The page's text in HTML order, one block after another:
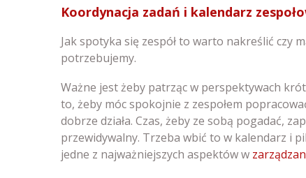
Koordynacja zadań i kalendarz
Jak spotyka się zespół to warto nakreślić czy
potrzebujemy.
Ważne jest żeby patrząc w perspektywach
to, żeby móc spokojnie z zespołem
dobrze działa. Czas, żeby ze sobą pogadać,
przewidywalny. Trzeba wbić to w kalendarz i
jedne z najważniejszych aspektów w